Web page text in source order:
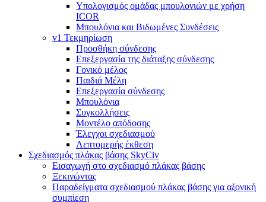
Υπολογισμός ομάδας μπουλονιών με χρήση
ICOR
Μπουλόνια και Βιδωμένες Συνδέσεις
v1 Τεκμηρίωση
Προσθήκη σύνδεσης
Επεξεργασία της διάταξης σύνδεσης
Γονικό μέλος
Παιδιά Μέλη
Επεξεργασία σύνδεσης
Μπουλόνια
Συγκολλήσεις
Μοντέλο απόδοσης
Έλεγχοι σχεδιασμού
Λεπτομερής έκθεση
Σχεδιασμός πλάκας βάσης SkyCiv
Εισαγωγή στο σχεδιασμό πλάκας βάσης
Ξεκινώντας
Παραδείγματα σχεδιασμού πλάκας βάσης για αξονική
συμπίεση